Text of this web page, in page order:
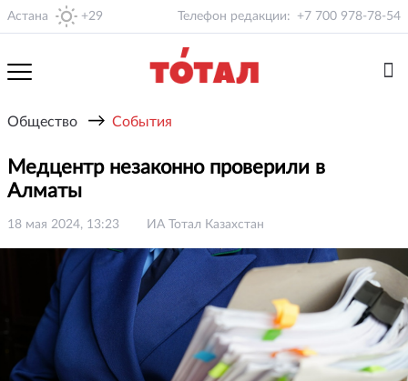
Астана +29 Телефон редакции: +7 700 978-78-54
Общество → События
Медцентр незаконно проверили в
Алматы
18 мая 2024, 13:23 ИА Тотал Казахстан